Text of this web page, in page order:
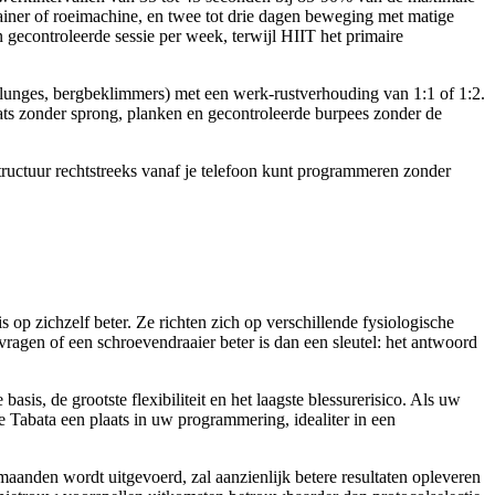
of roeimachine, en twee tot drie dagen beweging met matige
sessie per week, terwijl HIIT het primaire
bergbeklimmers) met een werk-rustverhouding van 1:1 of 1:2.
zonder sprong, planken en gecontroleerde burpees zonder de
rechtstreeks vanaf je telefoon kunt programmeren zonder
op zichzelf beter. Ze richten zich op verschillende fysiologische
of een schroevendraaier beter is dan een sleutel: het antwoord
de grootste flexibiliteit en het laagste blessurerisico. Als uw
een plaats in uw programmering, idealiter in een
wordt uitgevoerd, zal aanzienlijk betere resultaten opleveren